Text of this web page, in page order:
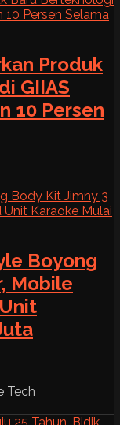
Produk
GIIAS
10 Persen
Boyong
Mobile
Tech